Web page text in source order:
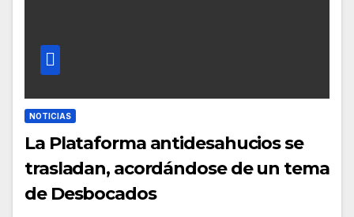
NOTICIAS
La Plataforma antidesahucios se
trasladan, acordándose de un tema
de Desbocados